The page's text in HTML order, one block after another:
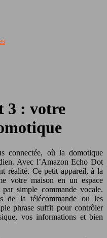
3 : votre
connectée, où la domotique
Avec l’Amazon Echo Dot
réalité. Ce petit appareil, à la
votre maison en un espace
simple commande vocale.
de la télécommande ou les
phrase suffit pour contrôler
vos informations et bien